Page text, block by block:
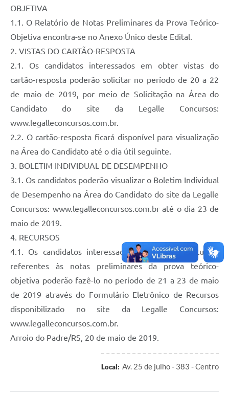
OBJETIVA
1.1. O Relatório de Notas Preliminares da Prova Teórico-
Objetiva encontra-se no Anexo Único deste Edital.
2. VISTAS DO CARTÃO-RESPOSTA
2.1. Os candidatos interessados em obter vistas do
cartão-resposta poderão solicitar no período de 20 a 22
de maio de 2019, por meio de Solicitação na Área do
Candidato do site da Legalle Concursos:
www.legalleconcursos.com.br.
2.2. O cartão-resposta ficará disponível para visualização
na Área do Candidato até o dia útil seguinte.
3. BOLETIM INDIVIDUAL DE DESEMPENHO
3.1. Os candidatos poderão visualizar o Boletim Individual
de Desempenho na Área do Candidato do site da Legalle
Concursos: www.legalleconcursos.com.br até o dia 23 de
maio de 2019.
4. RECURSOS
4.1. Os candidatos interessados em interpor recursos
referentes às notas preliminares da prova teórico-
objetiva poderão fazê-lo no período de 21 a 23 de maio
de 2019 através do Formulário Eletrônico de Recursos
disponibilizado no site da Legalle Concursos:
www.legalleconcursos.com.br.
Arroio do Padre/RS, 20 de maio de 2019.
Local: Av. 25 de julho - 383 - Centro